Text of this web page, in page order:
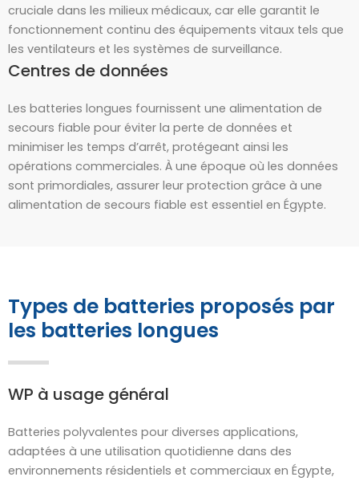
cruciale dans les milieux médicaux, car elle garantit le
fonctionnement continu des équipements vitaux tels que
les ventilateurs et les systèmes de surveillance.
Centres de données
Les batteries longues fournissent une alimentation de
secours fiable pour éviter la perte de données et
minimiser les temps d’arrêt, protégeant ainsi les
opérations commerciales. À une époque où les données
sont primordiales, assurer leur protection grâce à une
alimentation de secours fiable est essentiel en Égypte.
Types de batteries proposés par
les batteries longues
WP à usage général
Batteries polyvalentes pour diverses applications,
adaptées à une utilisation quotidienne dans des
environnements résidentiels et commerciaux en Égypte,